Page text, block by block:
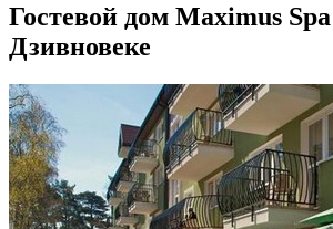
Гостевой дом Maximus
Дзивновеке